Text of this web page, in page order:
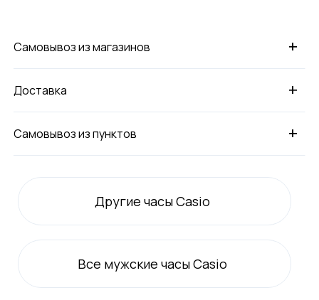
+
Самовывоз из магазинов
+
Доставка
+
Самовывоз из пунктов
Другие часы Casio
Все мужские часы Casio